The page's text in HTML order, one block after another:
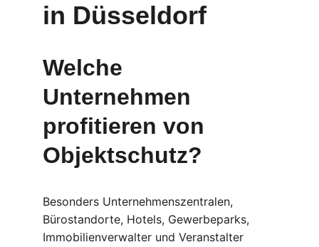
in Düsseldorf
Welche
Unternehmen
profitieren von
Objektschutz?
Besonders Unternehmenszentralen,
Bürostandorte, Hotels, Gewerbeparks,
Immobilienverwalter und Veranstalter